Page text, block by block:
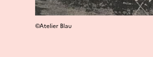
©Atelier Blau